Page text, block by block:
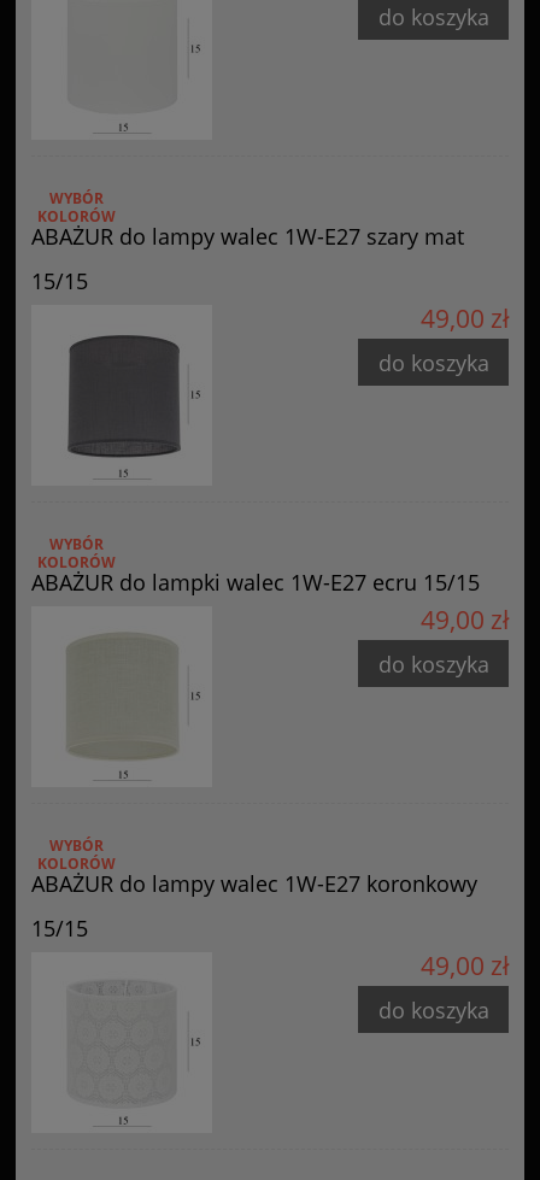
42-224 Częstochowa, Polska
do koszyka
ABAŻUR do lampy walec 1W-E27 szary mat
15/15
WYBÓR
KOLORÓW
49,00 zł
do koszyka
ABAŻUR do lampki walec 1W-E27 ecru 15/15
WYBÓR
KOLORÓW
49,00 zł
do koszyka
ABAŻUR do lampy walec 1W-E27 koronkowy
15/15
WYBÓR
KOLORÓW
49,00 zł
do koszyka